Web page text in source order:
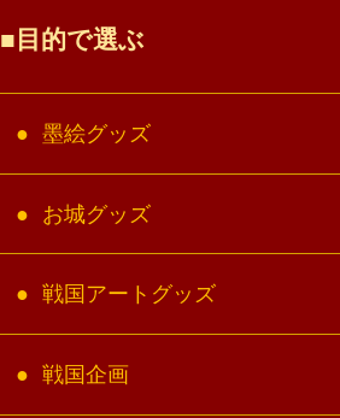
目的で選ぶ
墨絵グッズ
お城グッズ
戦国アートグッズ
戦国企画